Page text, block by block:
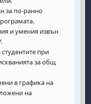
за по-ранно
и умения извън
при
за общ
в графика на
на